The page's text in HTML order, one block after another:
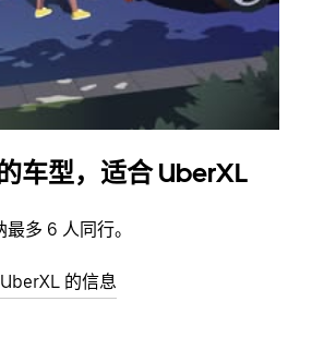
车型，适合 UberXL
多 6 人同行。
的信息